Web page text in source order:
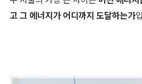
고 그 에너지가 어디까지 도달하는가